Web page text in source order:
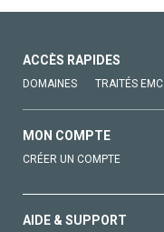
ACCÈS RAPIDES
DOMAINES TRAITÉS EMC
MON COMPTE
CRÉER UN COMPTE
AIDE & SUPPORT